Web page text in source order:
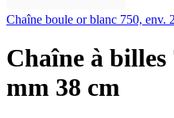
Chaîne boule or blanc 750, env.
Chaîne à billes
mm 38 cm